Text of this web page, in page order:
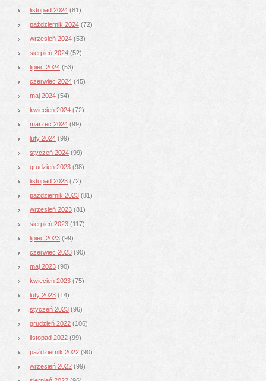
listopad 2024 (81)
październik 2024 (72)
wrzesień 2024 (53)
sierpień 2024 (52)
lipiec 2024 (53)
czerwiec 2024 (45)
maj 2024 (54)
kwiecień 2024 (72)
marzec 2024 (99)
luty 2024 (99)
styczeń 2024 (99)
grudzień 2023 (98)
listopad 2023 (72)
październik 2023 (81)
wrzesień 2023 (81)
sierpień 2023 (117)
lipiec 2023 (99)
czerwiec 2023 (90)
maj 2023 (90)
kwiecień 2023 (75)
luty 2023 (14)
styczeń 2023 (96)
grudzień 2022 (106)
listopad 2022 (99)
październik 2022 (90)
wrzesień 2022 (99)